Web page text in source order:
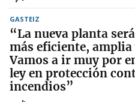
GASTEIZ
“La nueva planta
más eficiente, amplia
Vamos a ir muy por
ley en protección
incendios”